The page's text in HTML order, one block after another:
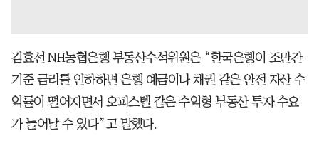
김효선 NH농협은행 부동산수석위원은 “한국은행이 조만간
기준 금리를 인하하면 은행 예금이나 채권 같은 안전 자산 수
익률이 떨어지면서 오피스텔 같은 수익형 부동산 투자 수요
가 늘어날 수 있다”고 말했다.